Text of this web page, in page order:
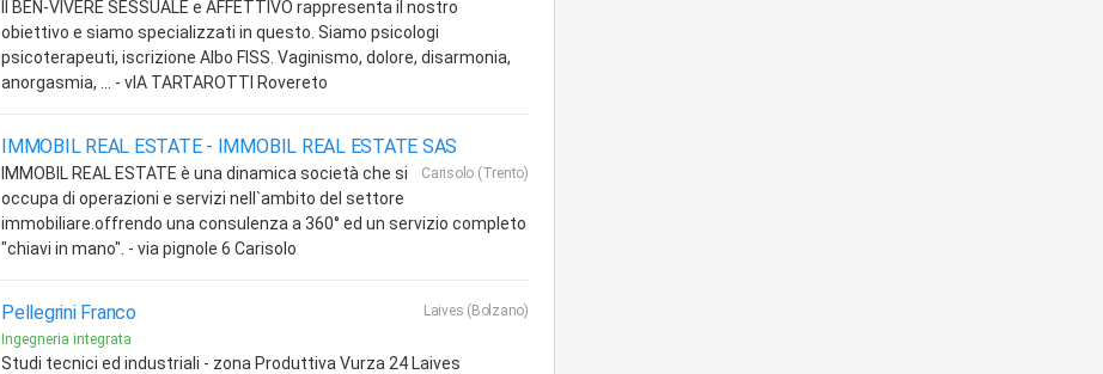
Il BEN-VIVERE SESSUALE e AFFETTIVO rappresenta il nostro
obiettivo e siamo specializzati in questo. Siamo psicologi
psicoterapeuti, iscrizione Albo FISS. Vaginismo, dolore, disarmonia,
anorgasmia, ... - vIA TARTAROTTI Rovereto
IMMOBIL REAL ESTATE - IMMOBIL REAL ESTATE SAS
Carisolo (Trento)
IMMOBIL REAL ESTATE è una dinamica società che si
occupa di operazioni e servizi nell`ambito del settore
immobiliare.offrendo una consulenza a 360° ed un servizio completo
"chiavi in mano". - via pignole 6 Carisolo
Pellegrini Franco
Laives (Bolzano)
Ingegneria integrata
Studi tecnici ed industriali - zona Produttiva Vurza 24 Laives